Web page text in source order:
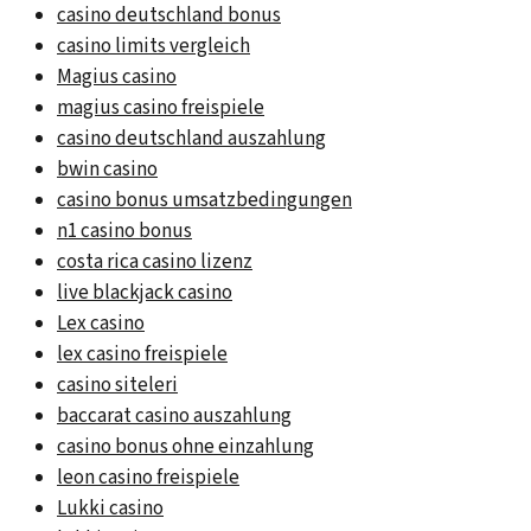
casino deutschland bonus
casino limits vergleich
Magius casino
magius casino freispiele
casino deutschland auszahlung
bwin casino
casino bonus umsatzbedingungen
n1 casino bonus
costa rica casino lizenz
live blackjack casino
Lex casino
lex casino freispiele
casino siteleri
baccarat casino auszahlung
casino bonus ohne einzahlung
leon casino freispiele
Lukki casino